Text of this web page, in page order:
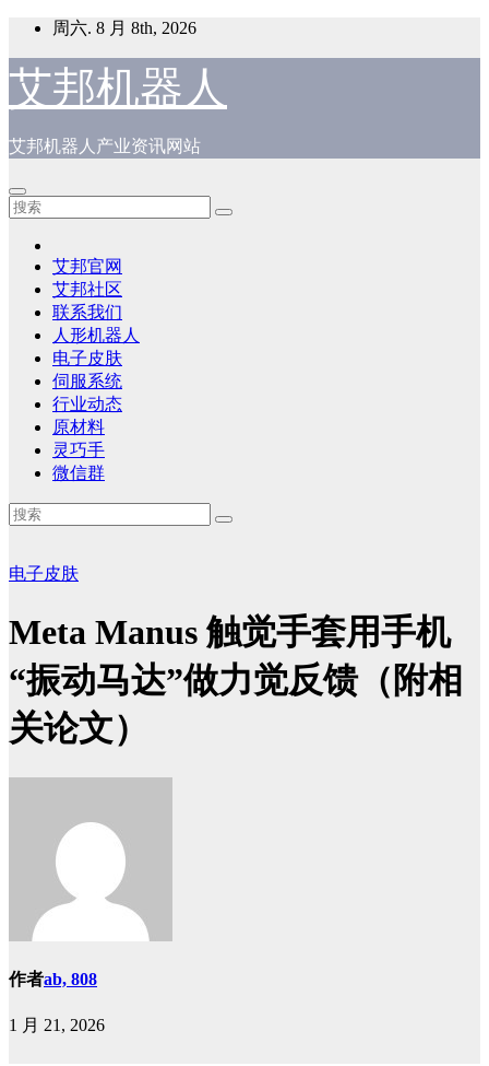
内
容
周六. 8 月 8th, 2026
艾邦机器人
艾邦机器人产业资讯网站
艾邦官网
艾邦社区
联系我们
人形机器人
电子皮肤
伺服系统
行业动态
原材料
灵巧手
微信群
电子皮肤
Meta Manus 触觉手套用手机
“振动马达”做力觉反馈（附相
关论文）
作者ab, 808
1 月 21, 2026